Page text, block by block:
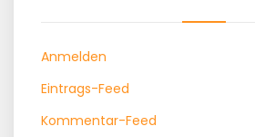
Anmelden
Eintrags-Feed
Kommentar-Feed